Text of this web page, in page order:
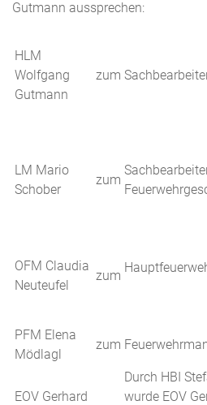
Gutmann aussprechen:
HLM
Wolfgang
Gutmann
zum
LM Mario
Schober
zum
OFM Claudia
Neuteufel
zum
PFM Elena
Mödlagl
zum
EOV Gerhard
Durch HBI
wurde EOV